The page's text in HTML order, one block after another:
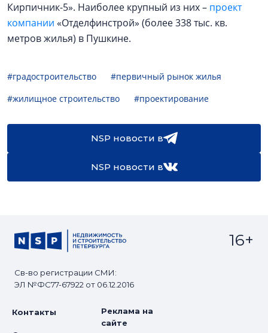
Кирпичник-5». Наиболее крупный из них – проект
компании «Отделфинстрой» (более 338 тыс. кв.
метров жилья) в Пушкине.
#градостроительство
#первичный рынок жилья
#жилищное строительство
#проектирование
NSP новости в
NSP новости в
Св-во регистрации СМИ:
ЭЛ №ФС77-67922 от 06.12.2016
16+
Контакты
Реклама на
сайте